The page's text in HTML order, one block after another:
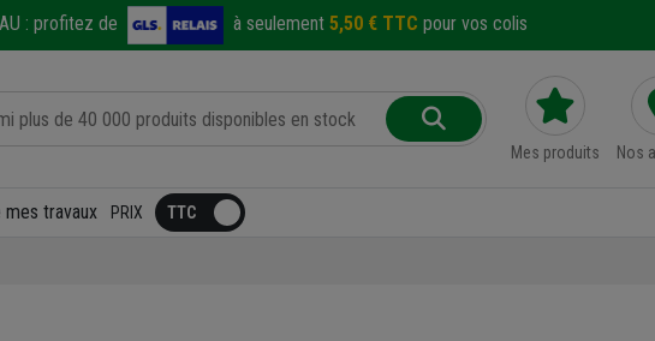
: profitez de à seulement 5,50 € TTC pour vos colis
Mes produits Nos
mes travaux PRIX